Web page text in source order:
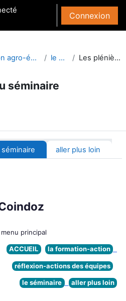
Connexion
Enseigner la transition agro-écologique en équipe pluridisciplinaire le séminaire Les plénières du séminaire
séminaire
séminaire aller plus loin
menu principal
ACCUEIL la formation-action
réflexion-actions des équipes
le séminaire aller plus loin